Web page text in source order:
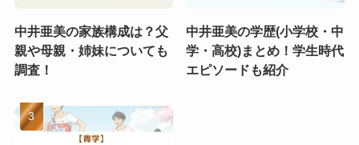
中井亜美の家族構成は？父
親や母親・姉妹についても
調査！
中井亜美の学歴(小学校・中
学・高校)まとめ！学生時代
エピソードも紹介